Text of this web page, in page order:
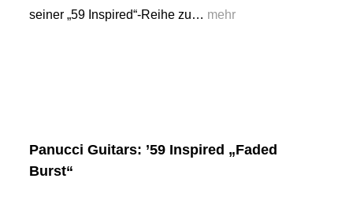
seiner „59 Inspired“-Reihe zu… mehr
Panucci Guitars: ’59 Inspired „Faded
Burst“